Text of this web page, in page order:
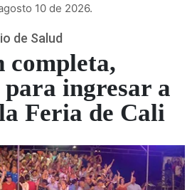
10 de 2026.
de Salud
completa,
ingresar a
Feria de Cali